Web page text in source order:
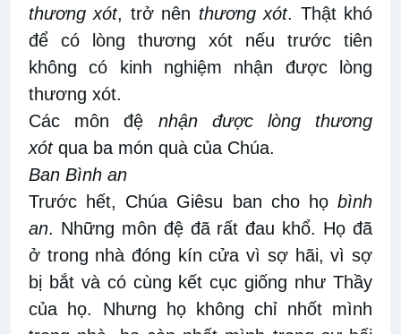
thương xót, trở nên thương xót. Thật khó
để có lòng thương xót nếu trước tiên
không có kinh nghiệm nhận được lòng
thương xót.
Các môn đệ nhận
được lòng thương
xótqua ba món quà của Chúa.
Ban Bình an
Trước hết, Chúa Giêsu ban cho họ bình
an. Những môn đệ đã rất đau khổ. Họ đã
ở trong nhà đóng kín cửa vì sợ hãi, vì sợ
bị bắt và có cùng kết cục giống như Thầy
của họ. Nhưng họ không chỉ nhốt mình